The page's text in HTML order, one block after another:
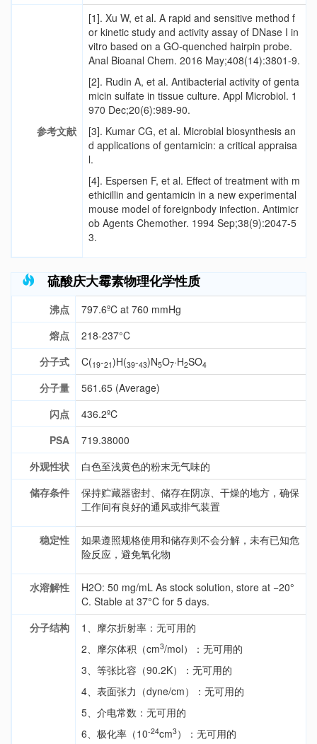
参考文献
[1]. Xu W, et al. A rapid and sensitive method f
or kinetic study and activity assay of DNase I in
vitro based on a GO-quenched hairpin probe.
Anal Bioanal Chem. 2016 May;408(14):3801-9.
[2]. Rudin A, et al. Antibacterial activity of genta
micin sulfate in tissue culture. Appl Microbiol. 1
970 Dec;20(6):989-90.
[3]. Kumar CG, et al. Microbial biosynthesis an
d applications of gentamicin: a critical appraisa
l.
[4]. Espersen F, et al. Effect of treatment with m
ethicillin and gentamicin in a new experimental
mouse model of foreignbody infection. Antimicr
ob Agents Chemother. 1994 Sep;38(9):2047-5
3.
硫酸庆大霉素物理化学性质
沸点
797.6ºC at 760 mmHg
熔点
218-237°C
分子式
C(19-21)H(39-43)N5O7·H2SO4
分子量
561.65 (Average)
闪点
436.2ºC
PSA
719.38000
外观性状
白色至浅黄色的粉末无气味的
储存条件
保持贮藏器密封、储存在阴凉、干燥的地方，确保
工作间有良好的通风或排气装置
稳定性
如果遵照规格使用和储存则不会分解，未有已知危
险反应，避免氧化物
水溶解性
H2O: 50 mg/mL As stock solution, store at −20°
C. Stable at 37°C for 5 days.
分子结构
1、摩尔折射率：无可用的
2、摩尔体积（cm3/mol）：无可用的
3、等张比容（90.2K）：无可用的
4、表面张力（dyne/cm）：无可用的
5、介电常数：无可用的
6、极化率（10-24cm3）：无可用的